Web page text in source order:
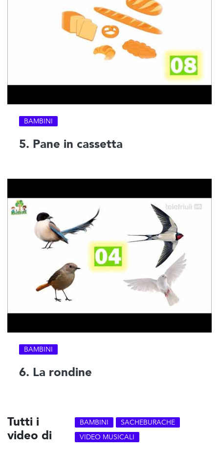
BAMBINI
5. Pane in cassetta
BAMBINI
6. La rondine
Tutti i
video di
BAMBINI
SACHEBURACHE
VIDEO MUSICALI